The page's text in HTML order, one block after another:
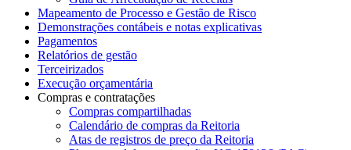
Mapeamento de Processo e Gestão de Risco
Demonstrações contábeis e notas explicativas
Pagamentos
Relatórios de gestão
Terceirizados
Execução orçamentária
Compras e contratações
Compras compartilhadas
Calendário de compras da Reitoria
Atas de registros de preço da Reitoria